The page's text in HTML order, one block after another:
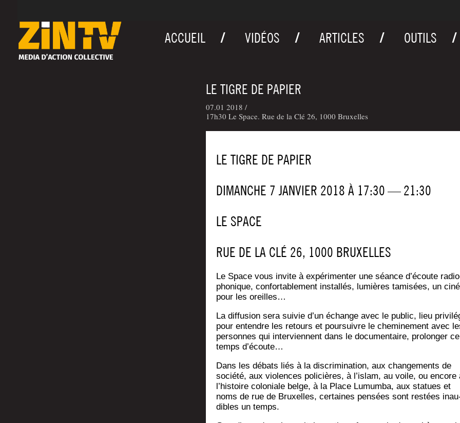
ACCUEIL VIDÉOS ARTICLES OUTILS
LE TIGRE DE PAPIER
07.01 2018 /
17h30 Le Space. Rue de la Clé 26, 1000 Bruxelles
LE TIGRE DE PAPIER
DIMANCHE 7 JANVIER 2018 À 17:30 — 21:30
LE SPACE
RUE DE LA CLÉ 26, 1000 BRUXELLES
Le Space vous invite à expé­ri­men­ter une séance d’é­coute
pho­nique, confor­ta­ble­ment ins­tal­lés, lumières tami­sées, un
pour les oreilles…
La dif­fu­sion sera sui­vie d’un échange avec le public, lieu
pour entendre les retours et pour­suivre le che­mi­ne­ment avec
per­sonnes qui inter­viennent dans le docu­men­taire, pro­lon­ger ce
temps d’écoute…
Dans les débats liés à la dis­cri­mi­na­tion, aux chan­ge­ments de
socié­té, aux vio­lences poli­cières, à l’islam, au voile, ou encore
l’histoire colo­niale belge, à la Place Lumum­ba, aux sta­tues et
noms de rue de Bruxelles, cer­taines pen­sées sont res­tées
dibles un temps.